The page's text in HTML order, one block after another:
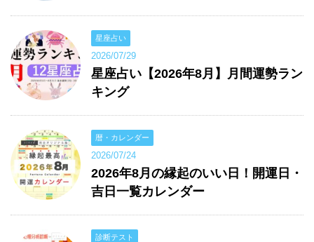
星座占い
2026/07/29
星座占い【2026年8月】月間運勢ラン
キング
暦・カレンダー
2026/07/24
2026年8月の縁起のいい日！開運日・
吉日一覧カレンダー
診断テスト